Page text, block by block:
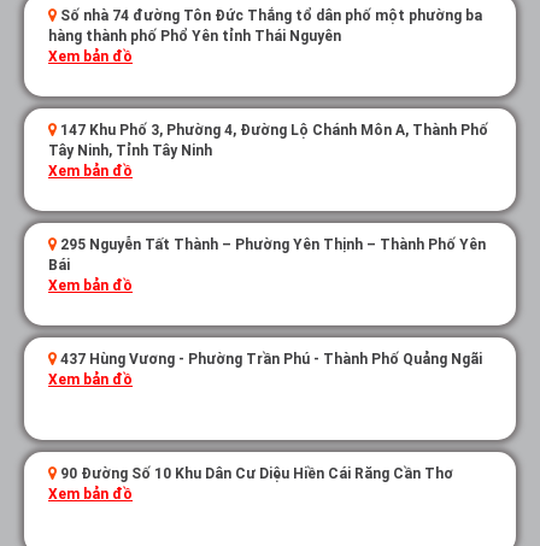
Số nhà 74 đường Tôn Đức Thắng tổ dân phố một phường ba
hàng thành phố Phổ Yên tỉnh Thái Nguyên
Xem bản đồ
147 Khu Phố 3, Phường 4, Đường Lộ Chánh Môn A, Thành Phố
Tây Ninh, Tỉnh Tây Ninh
Xem bản đồ
295 Nguyễn Tất Thành – Phường Yên Thịnh – Thành Phố Yên
Bái
Xem bản đồ
437 Hùng Vương - Phường Trần Phú - Thành Phố Quảng Ngãi
Xem bản đồ
90 Đường Số 10 Khu Dân Cư Diệu Hiền Cái Răng Cần Thơ
Xem bản đồ